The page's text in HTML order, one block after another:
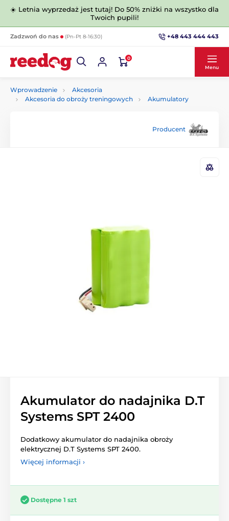
☀️ Letnia wyprzedaż jest tutaj! Do 50% zniżki na wszystko dla
Twoich pupili!
Zadzwoń do nas (Pn-Pt 8-16:30) +48 443 444 443
0
Menu
Wprowadzenie
Akcesoria
Akcesoria do obroży treningowych
Akumulatory
Producent
Akumulator do nadajnika D.T
Systems SPT 2400
Dodatkowy akumulator do nadajnika obroży
elektrycznej D.T Systems SPT 2400.
Więcej informacji ›
Dostępne 1 szt